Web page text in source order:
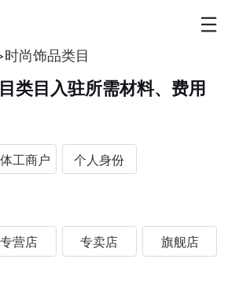
时尚饰品类目
类目入驻所需材料、费用
工商户 个人身份
专营店 专卖店 旗舰店